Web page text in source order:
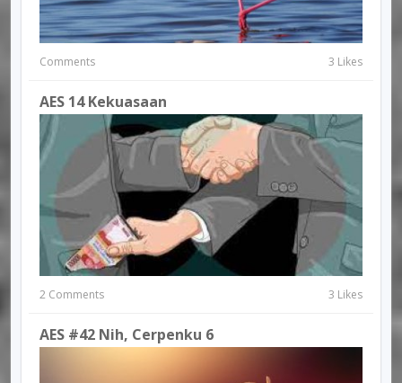
Comments 3 Likes
AES 14 Kekuasaan
2 Comments 3 Likes
AES #42 Nih, Cerpenku 6